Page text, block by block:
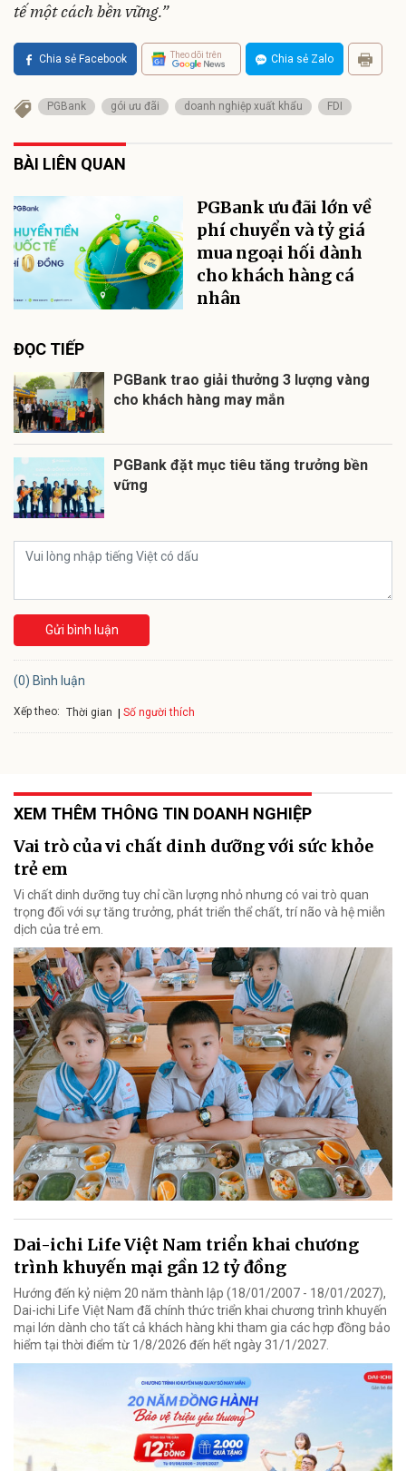
tế một cách bền vững.”
Chia sẻ Facebook Theo dõi trên Chia sẻ Zalo
PGBank gói ưu đãi doanh nghiệp xuất khẩu FDI
BÀI LIÊN QUAN
PGBank ưu đãi lớn về
phí chuyển và tỷ giá
mua ngoại hối dành
cho khách hàng cá
nhân
ĐỌC TIẾP
PGBank trao giải thưởng 3 lượng vàng
cho khách hàng may mắn
PGBank đặt mục tiêu tăng trưởng bền
vững
Gửi bình luận
(0) Bình luận
Xếp theo: Thời gian Số người thích
XEM THÊM THÔNG TIN DOANH NGHIỆP
Vai trò của vi chất dinh dưỡng với sức khỏe
trẻ em
Vi chất dinh dưỡng tuy chỉ cần lượng nhỏ nhưng có vai trò quan
trọng đối với sự tăng trưởng, phát triển thể chất, trí não và hệ miễn
dịch của trẻ em.
Dai-ichi Life Việt Nam triển khai chương
trình khuyến mại gần 12 tỷ đồng
Hướng đến kỷ niệm 20 năm thành lập (18/01/2007 - 18/01/2027),
Dai-ichi Life Việt Nam đã chính thức triển khai chương trình khuyến
mại lớn dành cho tất cả khách hàng khi tham gia các hợp đồng bảo
hiểm tại thời điểm từ 1/8/2026 đến hết ngày 31/1/2027.